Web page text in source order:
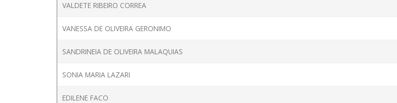
VALDETE RIBEIRO CORREA
VANESSA DE OLIVEIRA GERONIMO
SANDRINEIA DE OLIVEIRA MALAQUIAS
SONIA MARIA LAZARI
EDILENE FACO